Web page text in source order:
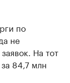
по
не
На тот
84,7 млн